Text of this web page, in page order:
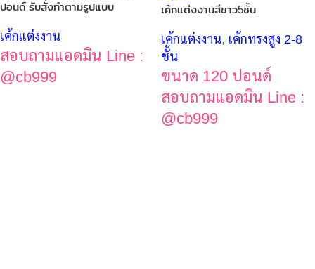
ปอนด์ รับสั่งทำตามรูปแบบ
เค้กแต่งงาน
สอบถามแอดมิน Line :
@cb999
เค้กแต่งงานสีขาว5ชั้น
เค้กแต่งงาน, เค้กทรงสูง 2-8
ชั้น
ขนาด 120 ปอนด์
สอบถามแอดมิน Line :
@cb999